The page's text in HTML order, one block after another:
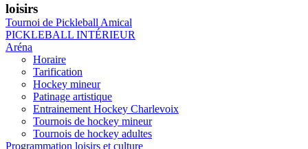
loisirs
Tournoi de Pickleball Amical
PICKLEBALL INTÉRIEUR
Aréna
Horaire
Tarification
Hockey mineur
Patinage artistique
Entrainement Hockey Charlevoix
Tournois de hockey mineur
Tournois de hockey adultes
Programmation loisirs et culture